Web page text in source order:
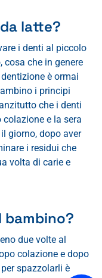
latte?
i denti al piccolo
che in genere
è ormai
i principi
che i denti
e la sera
giorno, dopo aver
i residui che
volta di carie e
bambino?
due volte al
colazione e dopo
spazzolarli è